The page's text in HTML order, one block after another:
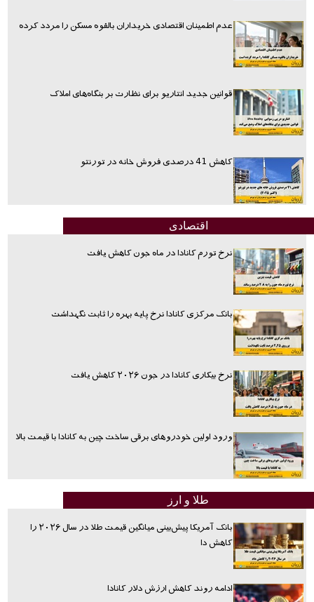
عدم اطمینان اقتصادی خریداران بالقوه مسکن را مردد کرده
قوانین جدید انتاریو برای نظارت بر بنگاه‌های املاک
کاهش 41 درصدی فروش خانه در تورنتو
اقتصادی
نرخ تورم کانادا در ماه جون کاهش یافت
بانک مرکزی کانادا نرخ پایه بهره را ثابت نگهداشت
نرخ بیکاری کانادا در جون ۲۰۲۶ کاهش یافت
ورود اولین خودروهای برقی ساخت چین به کانادا با قیمت بالا
طلا و ارز
بانک آمریکا پیش‌بینی میانگین قیمت طلا در سال ۲۰۲۶ را
کاهش دا
ادامه روند کاهش ارزش دلار کانادا